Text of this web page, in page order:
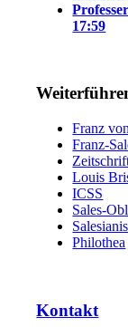
17:59
Franz
Franz-
Louis
ICSS
Sales-
Philothea
Kontakt